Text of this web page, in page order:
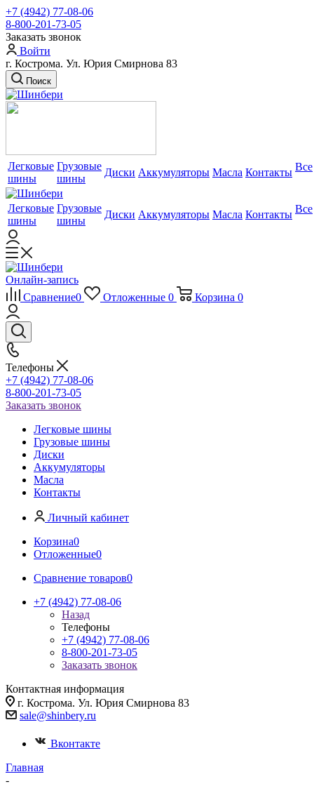
+7 (4942) 77-08-06
8-800-201-73-05
Заказать звонок
Войти
г. Кострома. Ул. Юрия Смирнова 83
Поиск
Легковые
шины
Грузовые
шины
Диски Аккумуляторы Масла Контакты Все
Легковые
шины
Грузовые
шины
Диски Аккумуляторы Масла Контакты Все
Онлайн-запись
Сравнение0 Отложенные 0 Корзина 0
Телефоны
+7 (4942) 77-08-06
8-800-201-73-05
Заказать звонок
Легковые шины
Грузовые шины
Диски
Аккумуляторы
Масла
Контакты
Личный кабинет
Корзина0
Отложенные0
Сравнение товаров0
+7 (4942) 77-08-06
Назад
Телефоны
+7 (4942) 77-08-06
8-800-201-73-05
Заказать звонок
Контактная информация
г. Кострома. Ул. Юрия Смирнова 83
sale@shinbery.ru
Вконтакте
Главная
-